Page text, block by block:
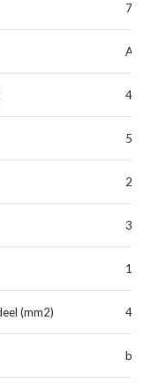
7,2
A+
4,0
515/
220-
3,00/
13,3/
(mm2) 4x1,5
buiten